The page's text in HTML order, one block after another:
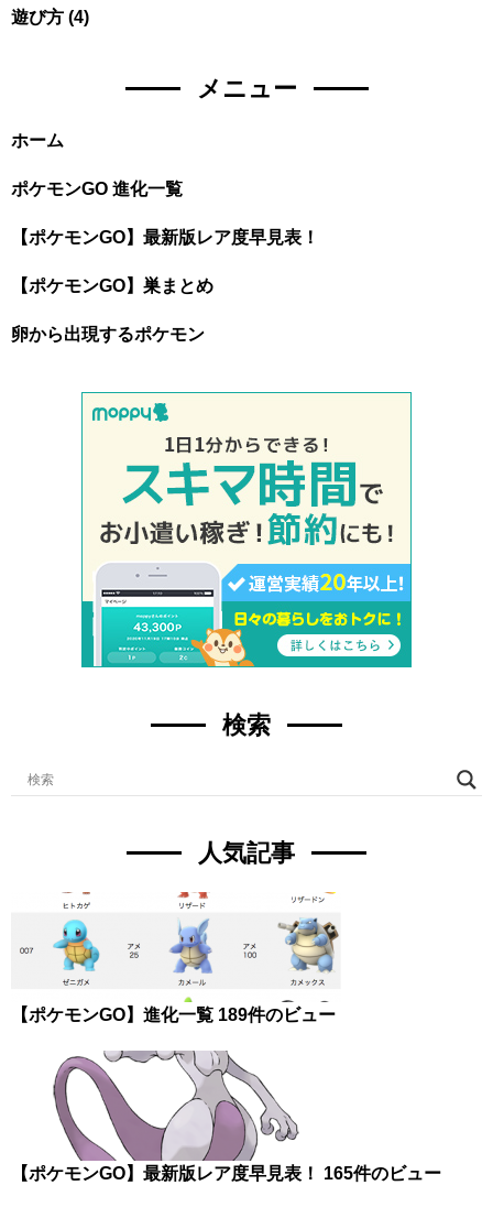
遊び方 (4)
メニュー
ホーム
ポケモンGO 進化一覧
【ポケモンGO】最新版レア度早見表！
【ポケモンGO】巣まとめ
卵から出現するポケモン
検索
人気記事
【ポケモンGO】進化一覧 189件のビュー
【ポケモンGO】最新版レア度早見表！ 165件のビュー